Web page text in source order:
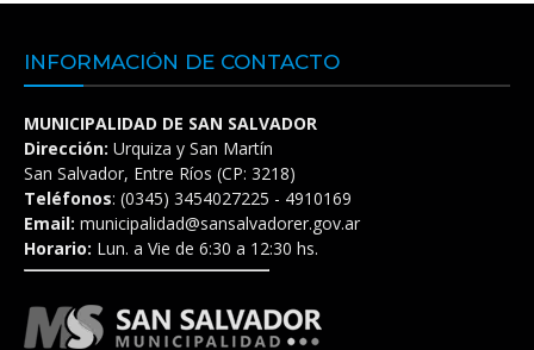
INFORMACIÓN DE CONTACTO
MUNICIPALIDAD DE SAN SALVADOR
Dirección: Urquiza y San Martín
San Salvador, Entre Ríos (CP: 3218)
Teléfonos: (0345) 3454027225 - 4910169
Email: municipalidad@sansalvadorer.gov.ar
Horario: Lun. a Vie de 6:30 a 12:30 hs.